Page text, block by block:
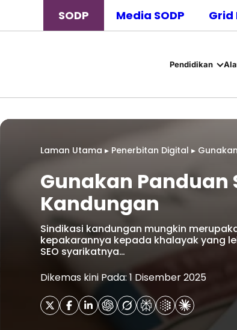
SODP Media SODP Grid
Pendidikan
Laman Utama ▸ Penerbitan Digital ▸
Gunakan Panduan
Kandungan
Sindikasi kandungan mungkin
kepakarannya kepada khalayak yang
SEO syarikatnya…
Dikemas kini Pada: 1 Disember 2025